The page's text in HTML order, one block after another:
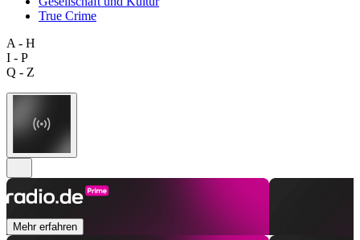
True Crime
A - H
I - P
Q - Z
Mehr erfahren